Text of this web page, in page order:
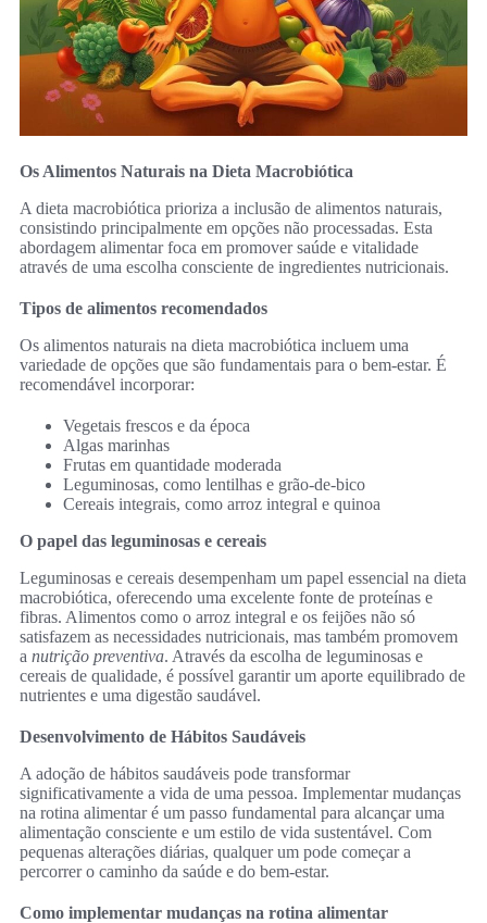
Os Alimentos Naturais na Dieta Macrobiótica
A dieta macrobiótica prioriza a inclusão de alimentos naturais,
consistindo principalmente em opções não processadas. Esta
abordagem alimentar foca em promover saúde e vitalidade
através de uma escolha consciente de ingredientes nutricionais.
Tipos de alimentos recomendados
Os alimentos naturais na dieta macrobiótica incluem uma
variedade de opções que são fundamentais para o bem-estar. É
recomendável incorporar:
Vegetais frescos e da época
Algas marinhas
Frutas em quantidade moderada
Leguminosas, como lentilhas e grão-de-bico
Cereais integrais, como arroz integral e quinoa
O papel das leguminosas e cereais
Leguminosas e cereais desempenham um papel essencial na dieta
macrobiótica, oferecendo uma excelente fonte de proteínas e
fibras. Alimentos como o arroz integral e os feijões não só
satisfazem as necessidades nutricionais, mas também promovem
a nutrição preventiva. Através da escolha de leguminosas e
cereais de qualidade, é possível garantir um aporte equilibrado de
nutrientes e uma digestão saudável.
Desenvolvimento de Hábitos Saudáveis
A adoção de hábitos saudáveis pode transformar
significativamente a vida de uma pessoa. Implementar mudanças
na rotina alimentar é um passo fundamental para alcançar uma
alimentação consciente e um estilo de vida sustentável. Com
pequenas alterações diárias, qualquer um pode começar a
percorrer o caminho da saúde e do bem-estar.
Como implementar mudanças na rotina alimentar